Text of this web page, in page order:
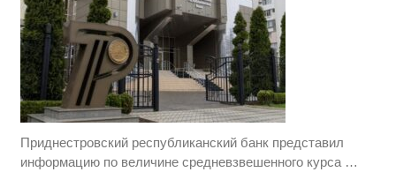
Приднестровский республиканский банк представил
информацию по величине средневзвешенного курса …
i
Ролик длится несколько секунд,